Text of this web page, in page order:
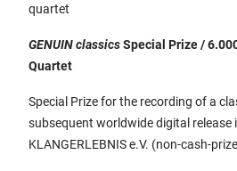
quartet
GENUIN classicsSpecial Prize /
Quartet
Special Prize for the recording of a
subsequent worldwide digital release
KLANGERLEBNIS e.V. (non-cash-